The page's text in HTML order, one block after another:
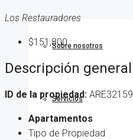
Sobre nosotros
Servicios
Los Restauradores
$151,800
Descripción general
ID de la propiedad: ARE32159
Apartamentos
Tipo de Propiedad